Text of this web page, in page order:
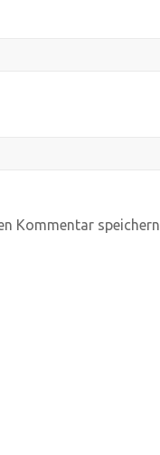
Kommentar speichern.